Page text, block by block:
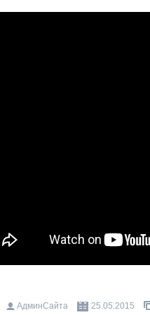
АдминСайта 25.05.2015